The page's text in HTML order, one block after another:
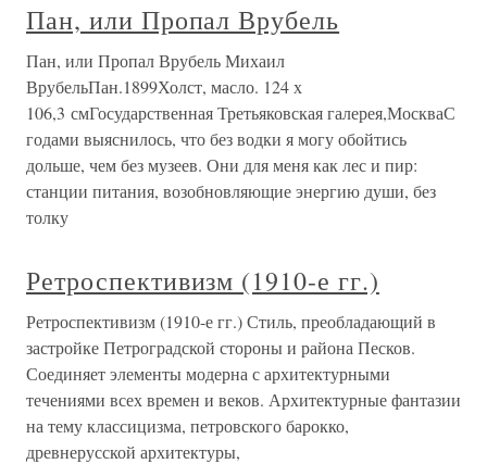
Пан, или Пропал Врубель
Пан, или Пропал Врубель Михаил
ВрубельПан.1899Холст, масло. 124 х
106,3 смГосударственная Третьяковская галерея,МоскваС
годами выяснилось, что без водки я могу обойтись
дольше, чем без музеев. Они для меня как лес и пир:
станции питания, возобновляющие энергию души, без
толку
Ретроспективизм (1910-е гг.)
Ретроспективизм (1910-е гг.) Стиль, преобладающий в
застройке Петроградской стороны и района Песков.
Соединяет элементы модерна с архитектурными
течениями всех времен и веков. Архитектурные фантазии
на тему классицизма, петровского барокко,
древнерусской архитектуры,